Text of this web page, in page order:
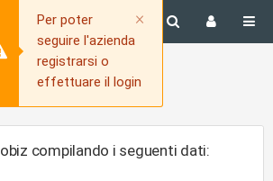
× Close
Per poter
seguire l'azienda
registrarsi o
effettuare il login
compilando i seguenti dati: